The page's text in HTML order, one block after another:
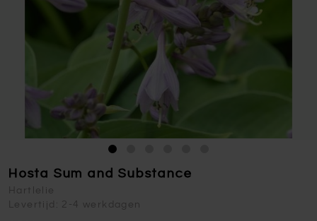
Hosta Sum and Substance
Hartlelie
Levertijd: 2-4 werkdagen